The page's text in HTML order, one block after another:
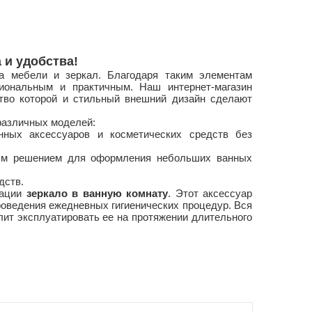
удобства!
мебели и зеркал. Благодаря таким элементам
и практичным. Наш интернет-магазин
которой и стильный внешний дизайн сделают
моделей:
аксессуаров и косметических средств без
решением для оформления небольших ванных
зеркало в ванную комнату. Этот аксессуар
ежедневных гигиенических процедур. Вся
эксплуатировать ее на протяжении длительного